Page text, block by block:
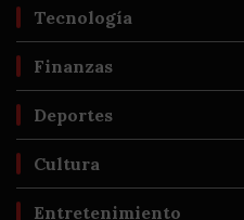
Tecnología
Finanzas
Deportes
Cultura
Entretenimiento